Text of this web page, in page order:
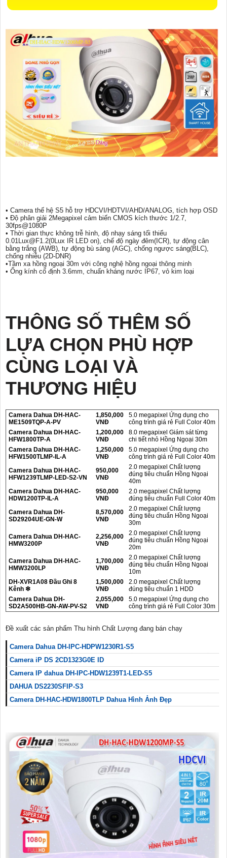
• Camera thế hệ S5 hỗ trợ HDCVI/HDTVI/AHD/ANALOG, tích hợp OSD
• Độ phân giải 2Megapixel cảm biến CMOS kích thước 1/2.7,
30fps@1080P
• Thời gian thực không trễ hình, độ nhạy sáng tối thiểu
0.01Lux@F1.2(0Lux IR LED on), chế độ ngày đêm(ICR), tự động cân
bằng trắng (AWB), tự động bù sáng (AGC), chống ngược sáng(BLC),
chống nhiễu (2D-DNR)
•Tầm xa hồng ngoại 30m với công nghệ hồng ngoại thông minh
• Ống kính cố định 3.6mm, chuẩn kháng nước IP67, vỏ kim loại
THÔNG SỐ THÊM SỐ
LỰA CHỌN PHÙ HỢP
CÙNG LOẠI VÀ
THƯƠNG HIỆU
Camera Dahua DH-HAC-
ME1509TQP-A-PV
1,850,000
VNĐ
5.0 megapixel Ứng dụng cho
công trình giá rẻ Full Color 40m
Camera Dahua DH-HAC-
HFW1800TP-A
1,200,000
VNĐ
8.0 megapixel Giám sát từng
chi tiết nhỏ Hồng Ngoại 30m
Camera Dahua DH-HAC-
HFW1500TLMP-IL-A
1,250,000
VNĐ
5.0 megapixel Ứng dụng cho
công trình giá rẻ Full Color 40m
Camera Dahua DH-HAC-
HFW1239TLMP-LED-S2-VN
950,000
VNĐ
2.0 megapixel Chất lượng
đúng tiêu chuẩn Hồng Ngoại
40m
Camera Dahua DH-HAC-
HDW1200TP-IL-A
950,000
VNĐ
2.0 megapixel Chất lượng
đúng tiêu chuẩn Full Color 40m
Camera Dahua DH-
SD29204UE-GN-W
8,570,000
VNĐ
2.0 megapixel Chất lượng
đúng tiêu chuẩn Hồng Ngoại
30m
Camera Dahua DH-HAC-
HMW3200P
2,256,000
VNĐ
2.0 megapixel Chất lượng
đúng tiêu chuẩn Hồng Ngoại
20m
Camera Dahua DH-HAC-
HMW3200LP
1,700,000
VNĐ
2.0 megapixel Chất lượng
đúng tiêu chuẩn Hồng Ngoại
10m
DH-XVR1A08 Đầu Ghi 8
Kênh ❇
1,500,000
VNĐ
2.0 megapixel Chất lượng
đúng tiêu chuẩn 1 HDD
Camera Dahua DH-
SD2A500HB-GN-AW-PV-S2
2,055,000
VNĐ
5.0 megapixel Ứng dụng cho
công trình giá rẻ Full Color 30m
Đề xuất các sản phẩm Thu hình Chất Lượng đang bán chạy
Camera Dahua DH-IPC-HDPW1230R1-S5
Camera iP DS 2CD1323G0E ID
Camera IP dahua DH-IPC-HDW1239T1-LED-S5
DAHUA DS2230SFIP-S3
Camera DH-HAC-HDW1800TLP Dahua Hình Ảnh Đẹp